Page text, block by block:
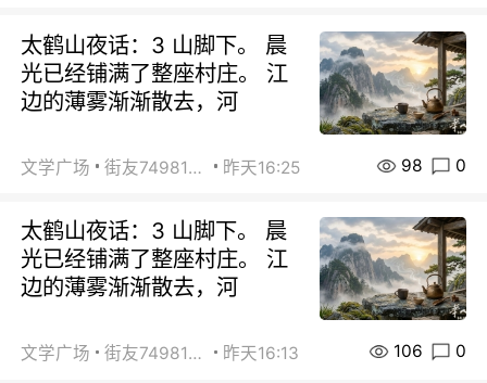
太鹤山夜话：3 山脚下。 晨
光已经铺满了整座村庄。 江
边的薄雾渐渐散去，河
文学广场 街友74981146 昨天16:25 98 0
太鹤山夜话：3 山脚下。 晨
光已经铺满了整座村庄。 江
边的薄雾渐渐散去，河
文学广场 街友74981146 昨天16:13 106 0